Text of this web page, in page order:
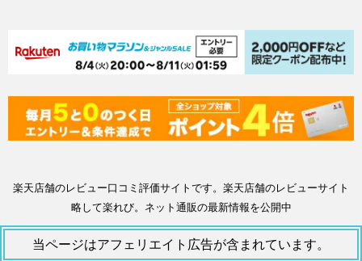
楽天店舗のレビュー口コミ評価サイトです。楽天店舗のレビューサイト
略して楽れび。ネット通販の最新情報を公開中
当ページはアフェリエイト広告が含まれています。